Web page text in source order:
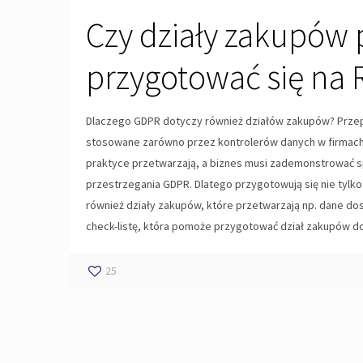
Czy działy
przygotować się na
Dlaczego GDPR dotyczy również działów zakupów?
stosowane zarówno przez kontrolerów danych w
praktyce przetwarzają, a biznes musi zademonstrować
przestrzegania GDPR. Dlatego przygotowują się nie
również działy zakupów, które przetwarzają np. dane
check-listę, która pomoże przygotować dział zakupów
25